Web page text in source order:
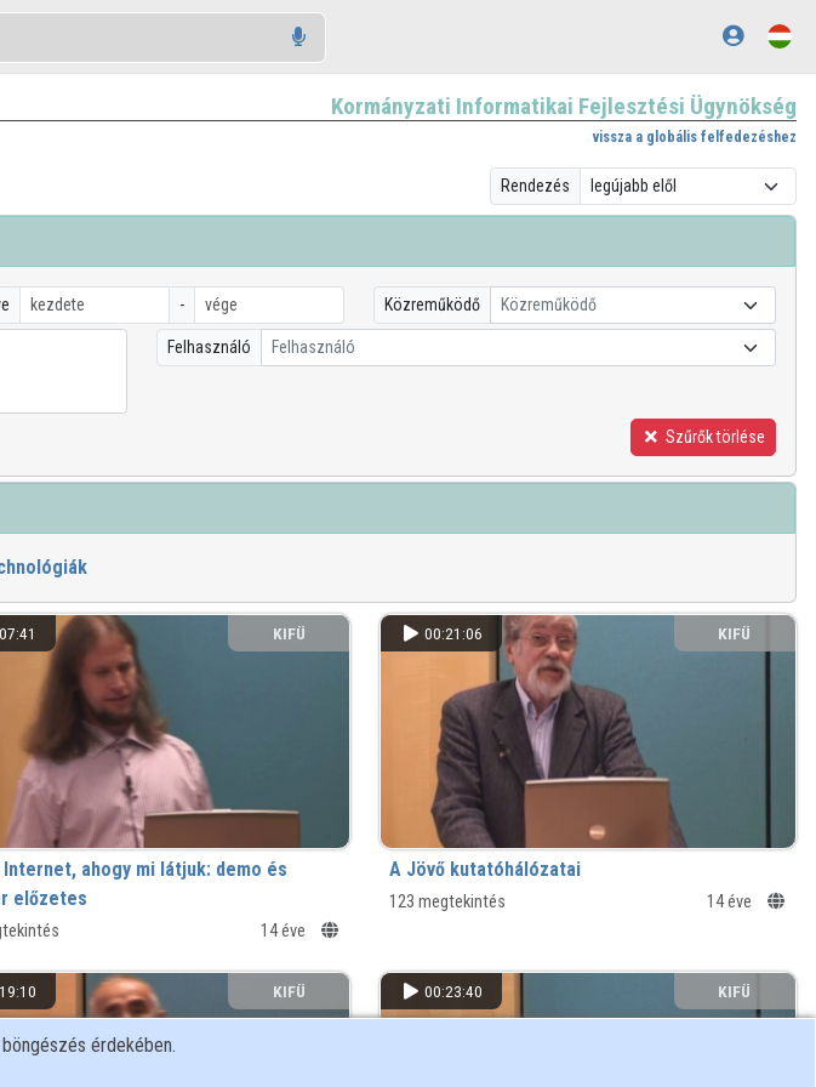
Kormányzati Informatikai Fejlesztési Ügynökség
vissza a globális felfedezéshez
Rendezés
- Közreműködő Közreműködő
Felhasználó Felhasználó
Szűrők törlése
KIFÜ
Internet, ahogy mi látjuk: demo és
előzetes
14 éve
00:21:06 KIFÜ
A Jövő kutatóhálózatai
123 megtekintés 14 éve
KIFÜ 00:23:40 KIFÜ
érdekében.